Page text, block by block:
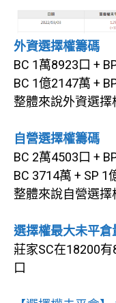
外資選擇權籌碼
BC 1萬8923口 +
BC 1億2147萬 +
整體來說外資選擇
自營選擇權籌碼
BC 2萬4503口 +
BC 3714萬 + SP 1
整體來說自營選擇
選擇權最大未平倉
莊家SC在18200
口